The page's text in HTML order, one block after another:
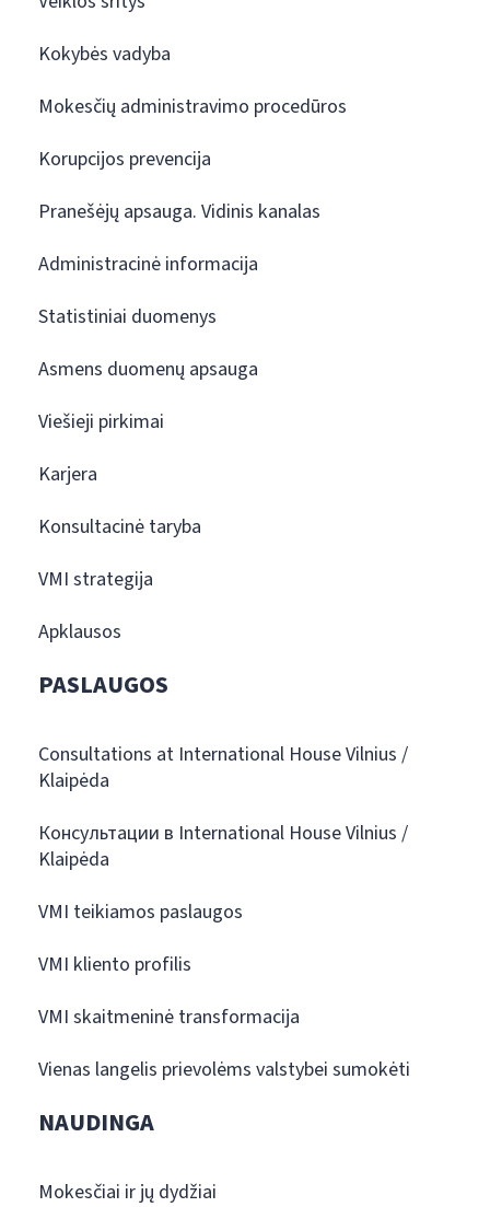
Kokybės vadyba
Mokesčių administravimo procedūros
Korupcijos prevencija
Pranešėjų apsauga. Vidinis kanalas
Administracinė informacija
Statistiniai duomenys
Asmens duomenų apsauga
Viešieji pirkimai
Karjera
Konsultacinė taryba
VMI strategija
Apklausos
PASLAUGOS
Consultations at International House Vilnius /
Klaipėda
Консультации в International House Vilnius /
Klaipėda
VMI teikiamos paslaugos
VMI kliento profilis
VMI skaitmeninė transformacija
Vienas langelis prievolėms valstybei sumokėti
NAUDINGA
Mokesčiai ir jų dydžiai